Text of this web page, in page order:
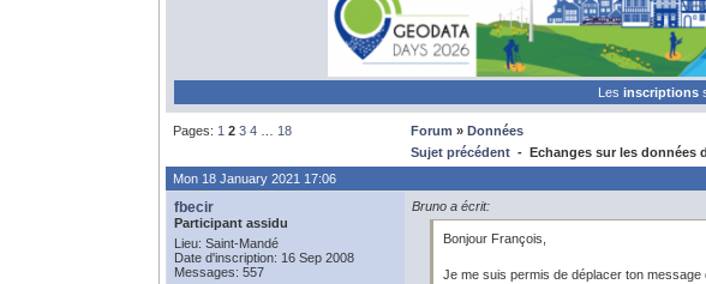
Les inscriptions
Pages: 1 2 3 4 18 Forum » Données
Sujet précédent - Echanges sur les données
Mon 18 January 2021 17:06
fbecir
Participant assidu
Lieu: Saint-Mandé
Date d'inscription: 16 Sep 2008
Messages: 557
Bruno a écrit:
Bonjour François,
Je me suis permis de déplacer ton message